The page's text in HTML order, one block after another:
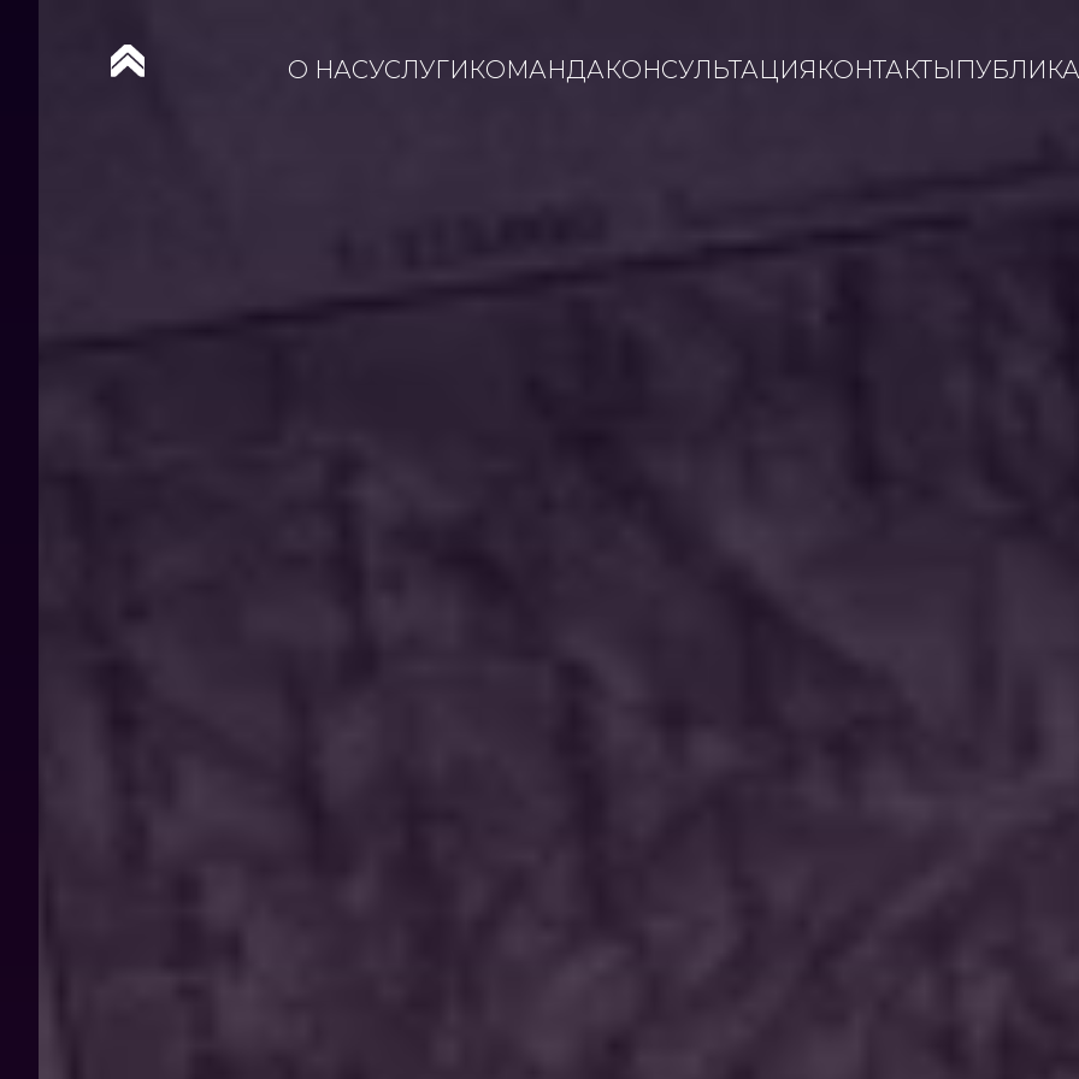
О НАСУСЛУГИ КОМАНДАКОНСУЛЬТАЦИЯ КОНТАКТЫ